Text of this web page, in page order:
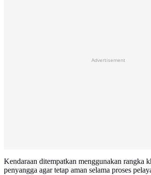
Advertisement
Kendaraan ditempatkan menggunakan rangka
penyangga agar tetap aman selama proses